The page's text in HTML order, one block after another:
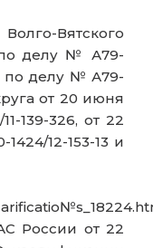
Вятского
по делу № А79-
по делу № А79-
от 20 июня
139-326, от 22
12-153-13 и
России от 22